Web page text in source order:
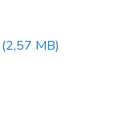
(2,57 MB)